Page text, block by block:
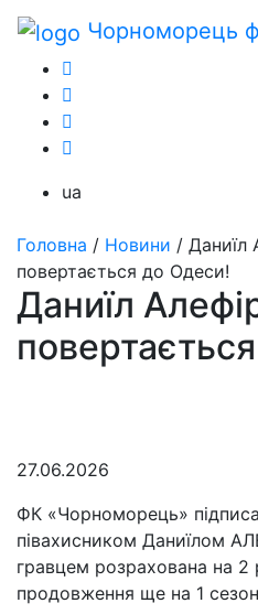
Чорноморець
ua
Головна / Новини / Даниїл
повертається до Одеси!
Даниїл
27.06.2026
ФК «Чорноморець»
півахисником Даниїлом
гравцем розрахована на
продовження ще на 1